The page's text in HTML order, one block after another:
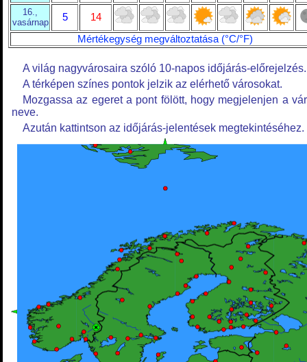
16.,
vasárnap
5
14
Mértékegység megváltoztatása (°C/°F)
A világ nagyvárosaira szóló 10-napos időjárás-előrejelzés.
A térképen színes pontok jelzik az elérhető városokat.
Mozgassa az egeret a pont fölött, hogy megjelenjen a
neve.
Azután kattintson az időjárás-jelentések megtekintéséhez.